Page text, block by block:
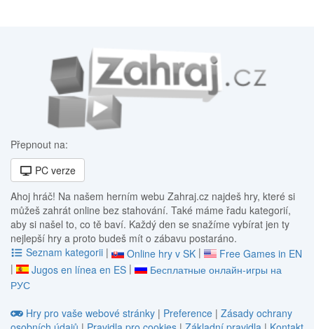
Přepnout na:
PC verze
Ahoj hráč! Na našem herním webu Zahraj.cz najdeš hry, které si
můžeš zahrát online bez stahování. Také máme řadu kategorií,
aby si našel to, co tě baví. Každý den se snažíme vybírat jen ty
nejlepší hry a proto budeš mít o zábavu postaráno.
Seznam kategorii | Online hry v SK |
Free Games in EN
|
Jugos en línea en ES |
Бесплатные онлайн-игры на
РУС
Hry pro vaše webové stránky | Preference | Zásady ochrany